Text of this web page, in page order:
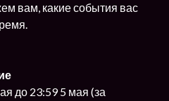
вам, какие события вас
до 23:59 5 мая (за